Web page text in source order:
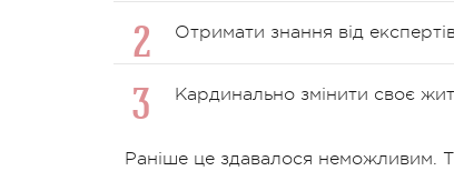
Отримати знання від
Кардинально змінити своє
Раніше це здавалося неможливим.